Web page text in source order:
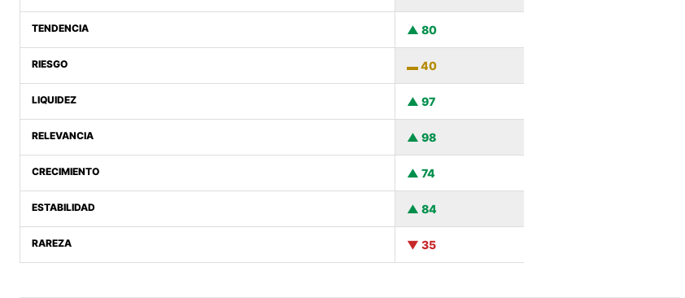
TENDENCIA 80
RIESGO 40
LIQUIDEZ 97
RELEVANCIA 98
CRECIMIENTO 74
ESTABILIDAD 84
RAREZA 35